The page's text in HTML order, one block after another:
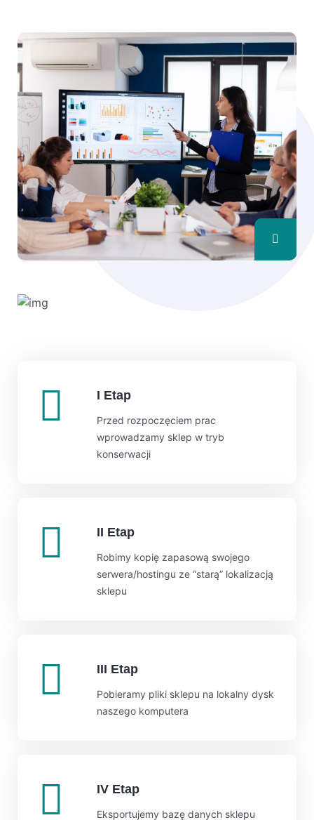
I Etap
Przed rozpoczęciem prac
wprowadzamy sklep w tryb
konserwacji
II Etap
Robimy kopię zapasową swojego
serwera/hostingu ze “starą” lokalizacją
sklepu
III Etap
Pobieramy pliki sklepu na lokalny dysk
naszego komputera
IV Etap
Eksportujemy bazę danych sklepu